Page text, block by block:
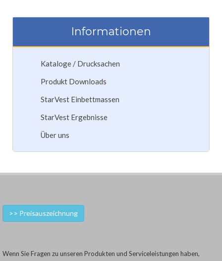
Informationen
Kataloge / Drucksachen
Produkt Downloads
StarVest Einbettmassen
StarVest Ergebnisse
Über uns
>> Preisauszeichnung
Wenn Sie Fragen zu unseren Produkten und Serviceleistungen haben,